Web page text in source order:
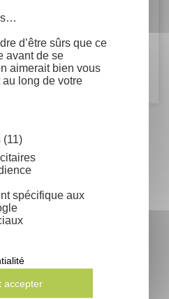
d’être sûrs que ce
avant de se
aimerait bien vous
long de votre
(11)
spécifique aux
accepter